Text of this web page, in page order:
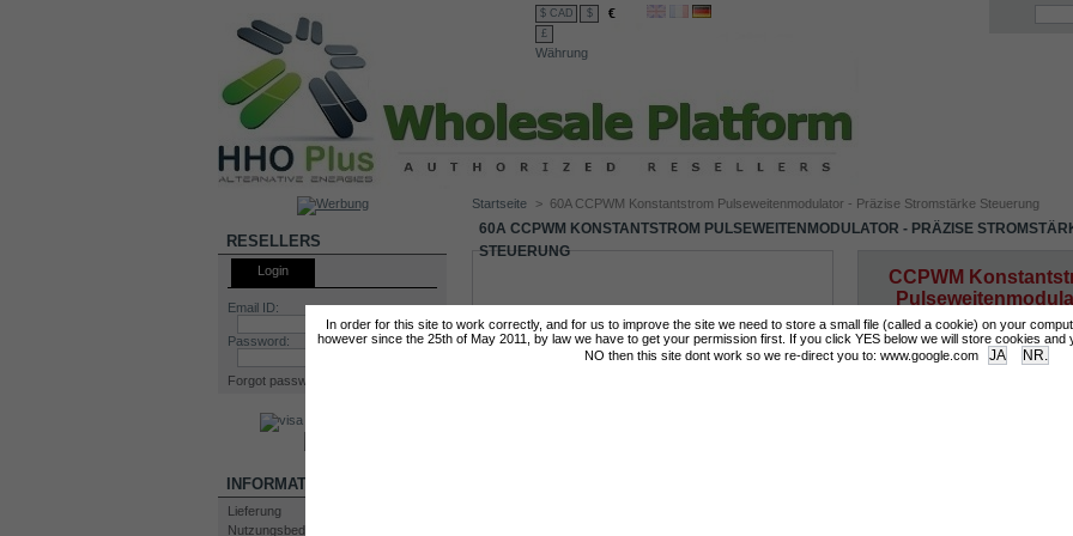
In order for this site to work correctly, and for us to improve the site we need to store a small file (called a cookie) on your
however since the 25th of May 2011, by law we have to get your permission first. If you click YES below we will store cookies
NO then this site dont work so we re-direct you to: www.google.com
$ CAD $ €
£
Währung
RESELLERS
Login
Email ID:
Password:
Forgot password?
INFORMATION
Lieferung
Nutzungsbedingungen
Startseite > 60A CCPWM Konstantstrom Pulseweitenmodulator - Präzise Stromstärke Steuerung
60A CCPWM KONSTANTSTROM PULSEWEITENMODULATOR - PRÄZISE
STEUERUNG
CCPWM
Präzise
Steuerung